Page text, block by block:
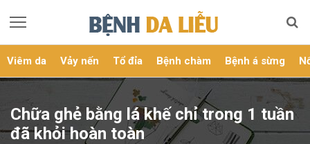
Viêm da Vảy nến Tổ đỉa Bệnh chàm Bệnh á sừng
Chữa ghẻ bằng lá khế chỉ trong 1 tuần
đã khỏi hoàn toàn